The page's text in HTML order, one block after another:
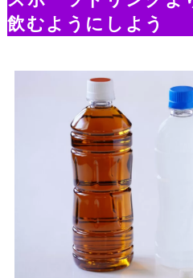
飲むようにしよう